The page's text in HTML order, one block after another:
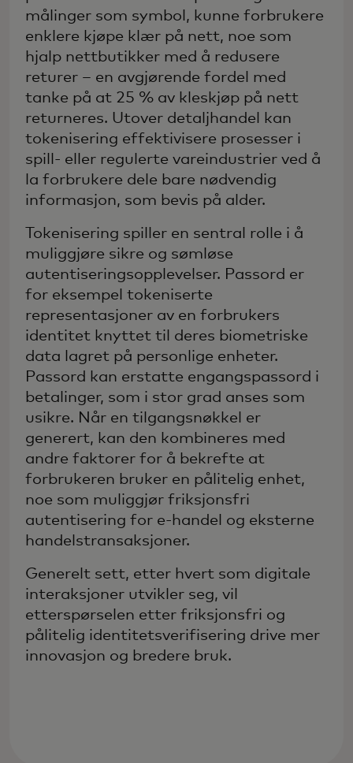
målinger som symbol, kunne forbrukere
enklere kjøpe klær på nett, noe som
hjalp nettbutikker med å redusere
returer – en avgjørende fordel med
tanke på at 25 % av kleskjøp på nett
returneres. Utover detaljhandel kan
tokenisering effektivisere prosesser i
spill- eller regulerte vareindustrier ved å
la forbrukere dele bare nødvendig
informasjon, som bevis på alder.
Tokenisering spiller en sentral rolle i å
muliggjøre sikre og sømløse
autentiseringsopplevelser. Passord er
for eksempel tokeniserte
representasjoner av en forbrukers
identitet knyttet til deres biometriske
data lagret på personlige enheter.
Passord kan erstatte engangspassord i
betalinger, som i stor grad anses som
usikre. Når en tilgangsnøkkel er
generert, kan den kombineres med
andre faktorer for å bekrefte at
forbrukeren bruker en pålitelig enhet,
noe som muliggjør friksjonsfri
autentisering for e-handel og eksterne
handelstransaksjoner.
Generelt sett, etter hvert som digitale
interaksjoner utvikler seg, vil
etterspørselen etter friksjonsfri og
pålitelig identitetsverifisering drive mer
innovasjon og bredere bruk.